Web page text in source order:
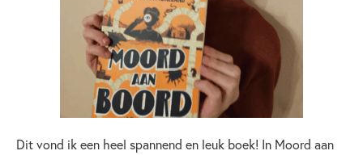
Dit vond ik een heel spannend en leuk boek! In Moord aan